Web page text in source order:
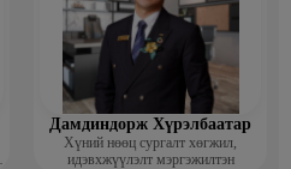
Дамдиндорж Хүрэлбаатар
Хүний нөөц сургалт хөгжил,
идэвхжүүлэлт мэргэжилтэн